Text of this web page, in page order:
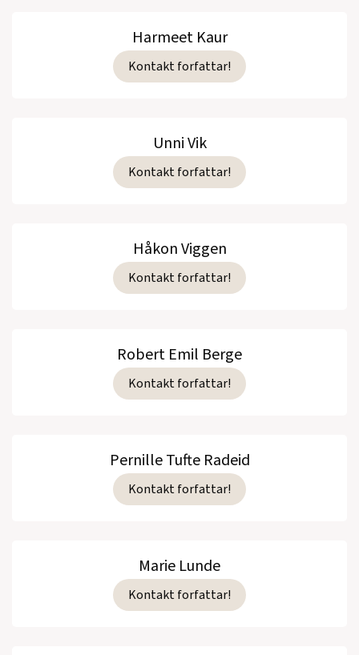
Harmeet Kaur
Kontakt forfattar!
Unni Vik
Kontakt forfattar!
Håkon Viggen
Kontakt forfattar!
Robert Emil Berge
Kontakt forfattar!
Pernille Tufte Radeid
Kontakt forfattar!
Marie Lunde
Kontakt forfattar!